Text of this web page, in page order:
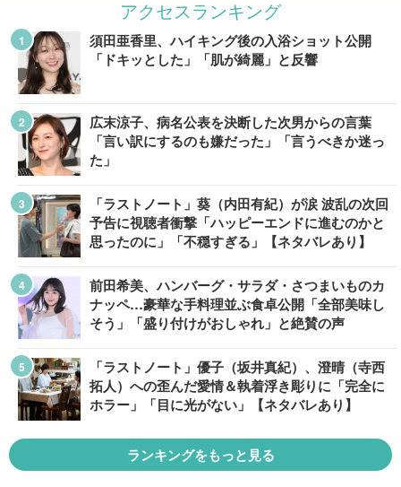
アクセスランキング
須田亜香里、ハイキング後の入浴ショット公開
「ドキッとした」「肌が綺麗」と反響
広末涼子、病名公表を決断した次男からの言葉
「言い訳にするのも嫌だった」「言うべきか迷っ
た」
「ラストノート」葵（内田有紀）が涙 波乱の次回
予告に視聴者衝撃「ハッピーエンドに進むのかと
思ったのに」「不穏すぎる」【ネタバレあり】
前田希美、ハンバーグ・サラダ・さつまいものカ
ナッペ…豪華な手料理並ぶ食卓公開「全部美味し
そう」「盛り付けがおしゃれ」と絶賛の声
「ラストノート」優子（坂井真紀）、澄晴（寺西
拓人）への歪んだ愛情＆執着浮き彫りに「完全に
ホラー」「目に光がない」【ネタバレあり】
ランキングをもっと見る